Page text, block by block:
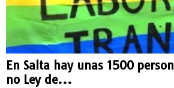
En Salta hay unas 1500
no Ley de...